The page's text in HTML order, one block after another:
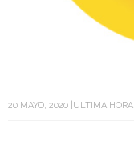
20 MAYO, 2020 ULTIMA HORA